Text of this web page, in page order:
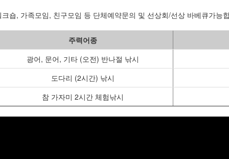
크숍, 가족모임, 친구모임 등 단체예약문의 및 선상회/선상 바베큐가능
주력어종
광어, 문어, 기타 (오전) 반나절 낚시
도다리 (2시간) 낚시
참 가자미 2시간 체험낚시